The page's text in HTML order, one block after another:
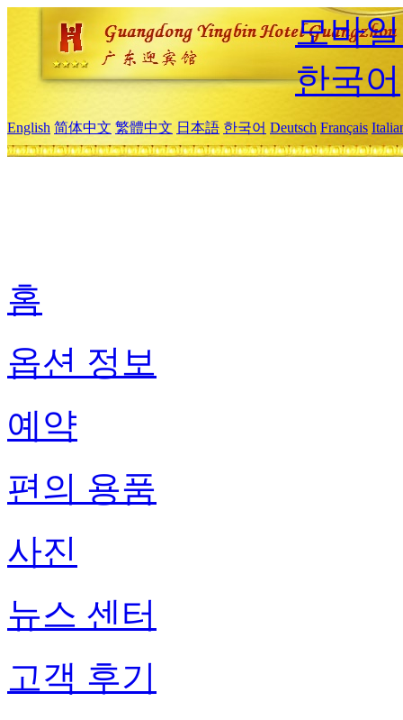
모바
한국어
English 简体中文 繁體中文 日本語 한국어 Deutsch Français
홈
옵션 정보
예약
편의 용품
사진
뉴스 센터
고객 후기